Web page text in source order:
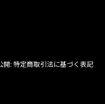
開: 特定商取引法に基づく表記